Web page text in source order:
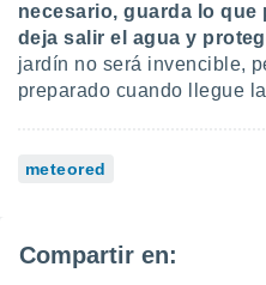
necesario, guarda lo que
deja salir el agua y
jardín no será invencible,
preparado cuando llegue
meteored
Compartir en: